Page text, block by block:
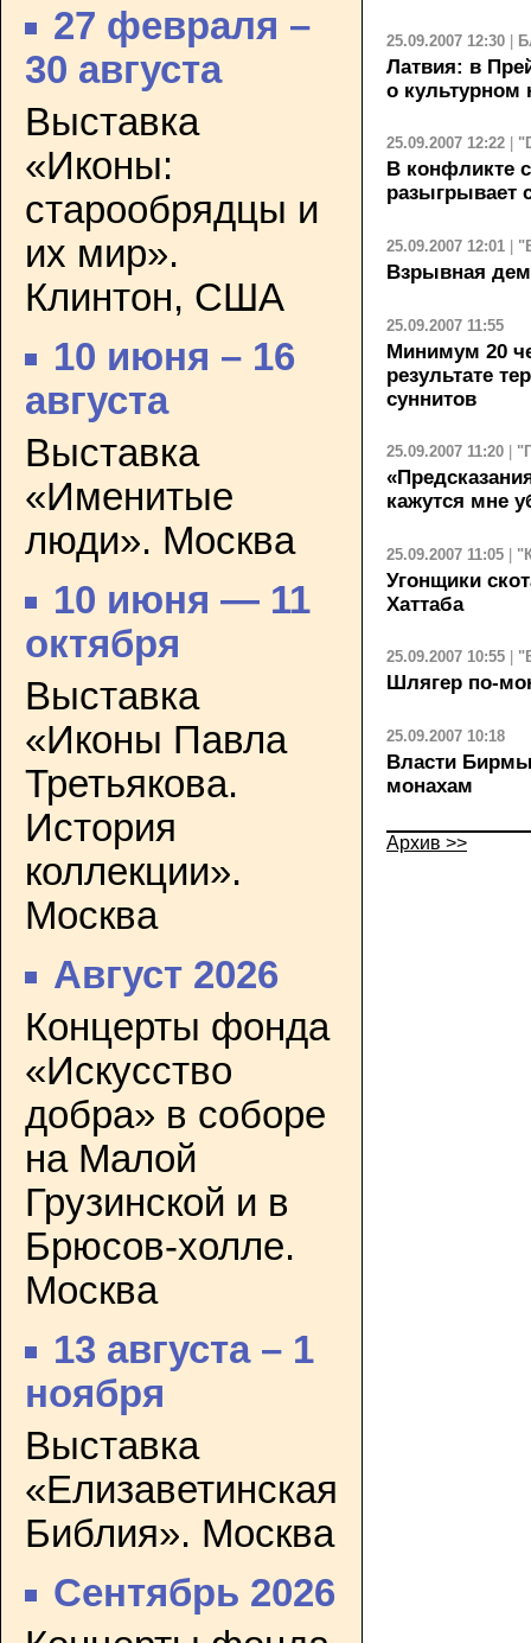
27 февраля –
30 августа
Выставка
«Иконы:
старообрядцы и
их мир».
Клинтон, США
10 июня – 16
августа
Выставка
«Именитые
люди». Москва
10 июня — 11
октября
Выставка
«Иконы Павла
Третьякова.
История
коллекции».
Москва
Август 2026
Концерты фонда
«Искусство
добра» в соборе
на Малой
Грузинской и в
Брюсов-холле.
Москва
13 августа – 1
ноября
Выставка
«Елизаветинская
Библия». Москва
Сентябрь 2026
25.09.2007 12:30 |
Латвия: в
о культурном
25.09.2007 12:22
В конфликте
разыгрывает
25.09.2007 12:01
Взрывная
25.09.2007 11:55
Минимум 20
результате
суннитов
25.09.2007 11:20
кажутся мне
25.09.2007 11:05
Угонщики
Хаттаба
25.09.2007 10:55
Шлягер по-
25.09.2007 10:18
Власти
монахам
Архив >>